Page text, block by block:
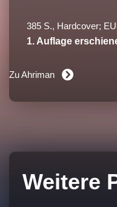
385 S., Hardcover;
1. Auflage
Zu Ahriman
Weitere